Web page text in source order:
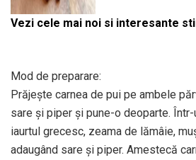
Vezi cele mai noi si interesante
Mod de preparare:
Prăjește carnea de pui pe ambele
sare și piper și pune-o deoparte.
iaurtul grecesc, zeama de lămâie,
adaugând sare și piper. Amestecă